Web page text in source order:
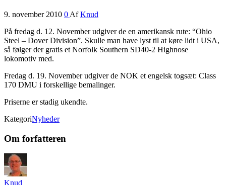
9. november 2010 0 Af Knud
På fredag d. 12. November udgiver de en amerikansk rute: “Ohio
Steel – Dover Division”. Skulle man have lyst til at køre lidt i USA,
så følger der gratis et Norfolk Southern SD40-2 Highnose
lokomotiv med.
Fredag d. 19. November udgiver de NOK et engelsk togsæt: Class
170 DMU i forskellige bemalinger.
Priserne er stadig ukendte.
KategoriNyheder
Om forfatteren
Knud